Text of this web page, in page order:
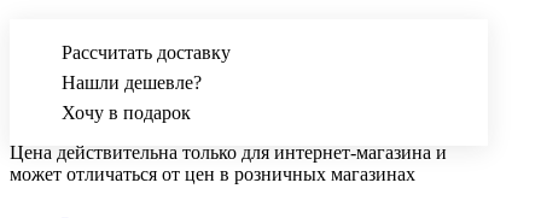
Рассчитать доставку
Нашли дешевле?
Хочу в подарок
Цена действительна только для интернет-магазина и
может отличаться от цен в розничных магазинах